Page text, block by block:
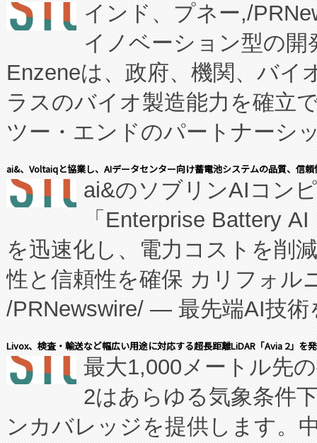
インド、プネー,/
イノベーション型の
Enzeneは、政府、機関、バイ
ラスのバイオ製造能力を確立
ツー・エンドのパートナーシ
表しました。 同社の実績ある
manufacturing™ (FCCM™) プ
たNeXは、バイオ医薬品製造
従来のフェッドバッチ施設の
に、患者やサプライチェーン
キー方式で拡張性が高く、持
す。FCCM‑を活用した現地生
患者にとっての費用負担を大
のアクセスを大幅に拡大する
Fully-Connected Continuous
ai&、Voltaiqと協業し、AIデータセンター向け蓄電池システムの品質、信
ai&のソブリンAIコン
「Enterprise Battery
を迅速化し、電力コストを削
性と信頼性を確保 カリフォル
/PRNewswire/ — 最先端AI技術
会社エーアイ・アンド：本社
President原信平）と、エンタ
ードするVoltaiqは、日本にあ
ーエネルギー貯蔵システム（
Livox、検査・輸送など幅広い用途に対応する超長距離LiDAR「Avia 2」を
最大1,000メートル先
2はあらゆる気象条件
ンカバレッジを提供します。